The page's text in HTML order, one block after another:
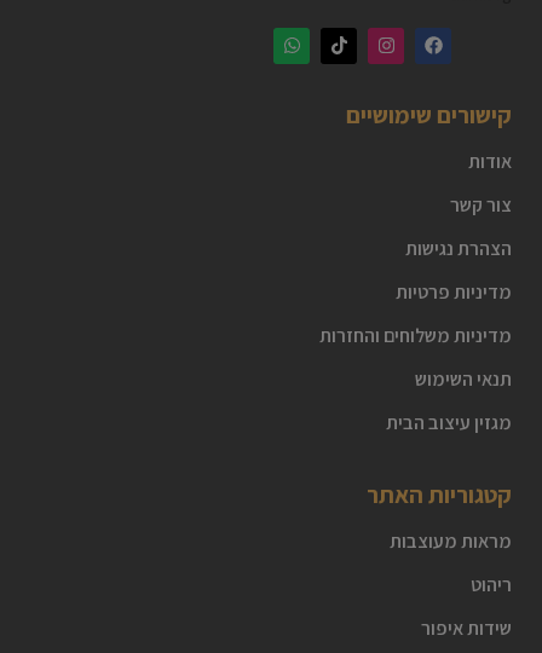
קישורים שימושיים
אודות
צור קשר
הצהרת נגישות
מדיניות פרטיות
מדיניות משלוחים והחזרות
תנאי השימוש
מגזין עיצוב הבית
קטגוריות האתר
מראות מעוצבות
ריהוט
שידות איפור